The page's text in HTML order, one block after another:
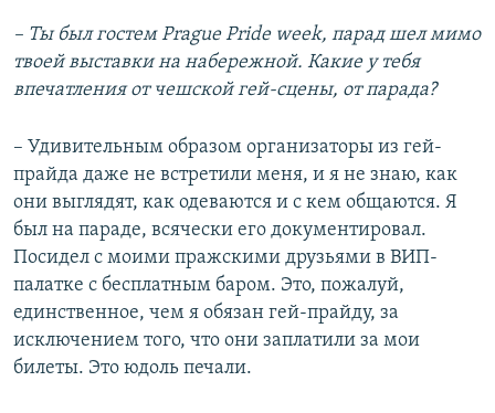
– Ты был гостем Prague Pride week, парад шел мимо
твоей выставки на набережной. Какие у тебя
впечатления от чешской гей-сцены, от парада?
– Удивительным образом организаторы из гей-
прайда даже не встретили меня, и я не знаю, как
они выглядят, как одеваются и с кем общаются. Я
был на параде, всячески его документировал.
Посидел с моими пражскими друзьями в ВИП-
палатке с бесплатным баром. Это, пожалуй,
единственное, чем я обязан гей-прайду, за
исключением того, что они заплатили за мои
билеты. Это юдоль печали.